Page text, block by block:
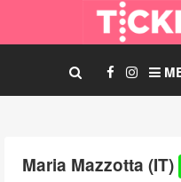
Maria Mazzotta (IT)